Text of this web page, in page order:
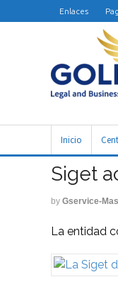
Enlaces
Inicio
Siget
by Gservice-
La entidad